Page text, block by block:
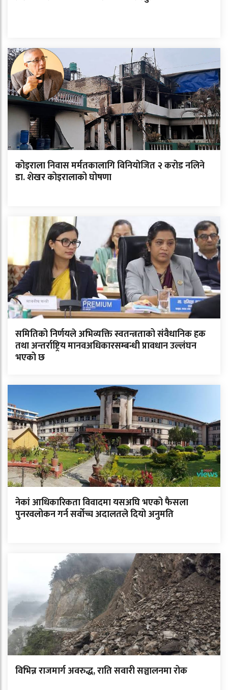
कोइराला निवास मर्मतकालागि विनियोजित २ करोड नलिने
डा. शेखर कोइरालाको घोषणा
समितिको निर्णयले अभिव्यक्ति स्वतन्त्रताको संवैधानिक हक
तथा अन्तर्राष्ट्रिय मानवअधिकारसम्बन्धी प्रावधान उल्लंघन
भएको छ
नेकां आधिकारिकता विवादमा यसअघि भएको फैसला
पुनरवलोकन गर्न सर्वोच्च अदालतले दियो अनुमति
विभिन्न राजमार्ग अवरुद्ध, राति सवारी सञ्चालनमा रोक